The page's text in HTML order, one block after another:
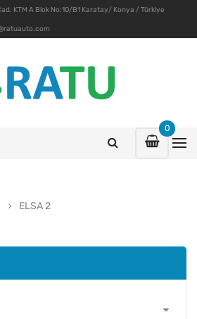
KTM A Blok No:10/B1 Karatay/ Konya / Türkiye
0
ELSA 2